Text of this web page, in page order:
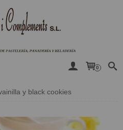
0
y black cookies